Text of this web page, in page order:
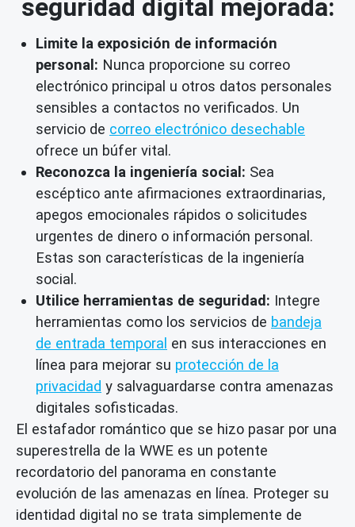
seguridad digital mejorada:
Limite la exposición de información
personal: Nunca proporcione su correo
electrónico principal u otros datos personales
sensibles a contactos no verificados. Un
servicio de correo electrónico desechable
ofrece un búfer vital.
Reconozca la ingeniería social: Sea
escéptico ante afirmaciones extraordinarias,
apegos emocionales rápidos o solicitudes
urgentes de dinero o información personal.
Estas son características de la ingeniería
social.
Utilice herramientas de seguridad: Integre
herramientas como los servicios de bandeja
de entrada temporal en sus interacciones en
línea para mejorar su protección de la
privacidad y salvaguardarse contra amenazas
digitales sofisticadas.
El estafador romántico que se hizo pasar por una
superestrella de la WWE es un potente
recordatorio del panorama en constante
evolución de las amenazas en línea. Proteger su
identidad digital no se trata simplemente de